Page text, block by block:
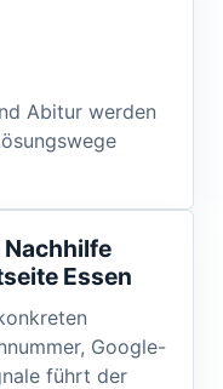
Abitur werden
Essen
Google-
führt der